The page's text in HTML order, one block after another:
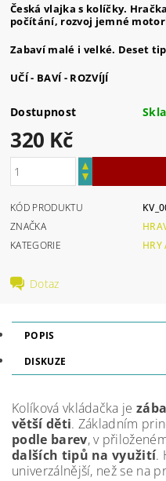
Česká vlajka s kolíčky.
počítání, rozvoj jemné
Zabaví malé i velké. Deset
UČÍ - BAVÍ - ROZVÍJÍ
Dostupnost
320 Kč
KÓD PRODUKTU
ZNAČKA
KATEGORIE
HRY
Dotaz
POPIS
DISKUZE
Kolíková vkládačka je
větší děti. Základním
podle barev, v
dalších tipů na využití.
univerzálnější, než se na